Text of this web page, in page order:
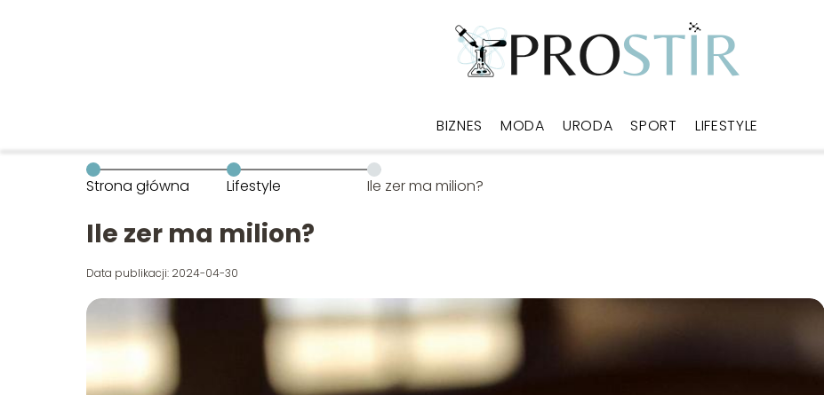
BIZNES MODA URODA SPORT LIFESTYLE
Strona główna Lifestyle Ile zer ma milion?
Ile zer ma milion?
Data publikacji: 2024-04-30